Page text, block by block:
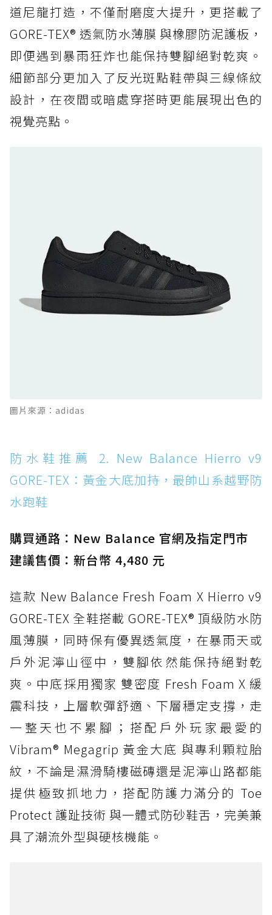
防水鞋推薦 6. HOKA Stinson Evo GTX：越野
復刻厚底，GORE-TEX 防水與增高神器一次滿
防水鞋推薦 7. Timberland Motion Access：
黃靴同級頂級防水，輕量化工裝健走鞋雨天必備
防水鞋推薦 7. Timberland Motion Access：
黃靴同級頂級防水，輕量化工裝健走鞋雨天必備
防水鞋推薦 10. PUMA Voyage NITRO™ 4
GORE-TEX：氮氣中底注入，回彈與防滑兼具的
全天候越野跑鞋
防水鞋推薦 11. On Cloudhorizon 2 WP：腳
感軟彈、搭載 Missiongrip™ 的防水輕越野鞋
Boot：馬汀首款雨靴登場，經典八孔加上全防
防水鞋推薦 14. SKECHERS BADGER
WATERPROOF：一踩即穿懶人神器！搭載固特
異大底與全防水厚底健走鞋
防水鞋推薦 15. Brooks Cascadia 19 GTX：注
道尼龍打造，不僅耐磨度大提升，更搭載了
GORE-TEX® 透氣防水薄膜 與橡膠防泥護板，
即便遇到暴雨狂炸也能保持雙腳絕對乾爽。
細節部分更加入了反光斑點鞋帶與三線條紋
設計，在夜間或暗處穿搭時更能展現出色的
視覺亮點。
圖片來源：adidas
防水鞋推薦 2. New Balance Hierro v9
GORE-TEX：黃金大底加持，最帥山系越野防
水跑鞋
購買通路：New Balance 官網及指定門市
建議售價：新台幣 4,480 元
這款 New Balance Fresh Foam X Hierro v9
GORE-TEX 全鞋搭載 GORE-TEX® 頂級防水防
風薄膜，同時保有優異透氣度，在暴雨天或
戶外泥濘山徑中，雙腳依然能保持絕對乾
爽。中底採用獨家 雙密度 Fresh Foam X 緩
震科技，上層軟彈舒適、下層穩定支撐，走
一整天也不累腳；搭配戶外玩家最愛的
Vibram® Megagrip 黃金大底 與專利顆粒胎
紋，不論是濕滑騎樓磁磚還是泥濘山路都能
提供極致抓地力，搭配防護力滿分的 Toe
Protect 護趾技術 與一體式防砂鞋舌，完美兼
具了潮流外型與硬核機能。